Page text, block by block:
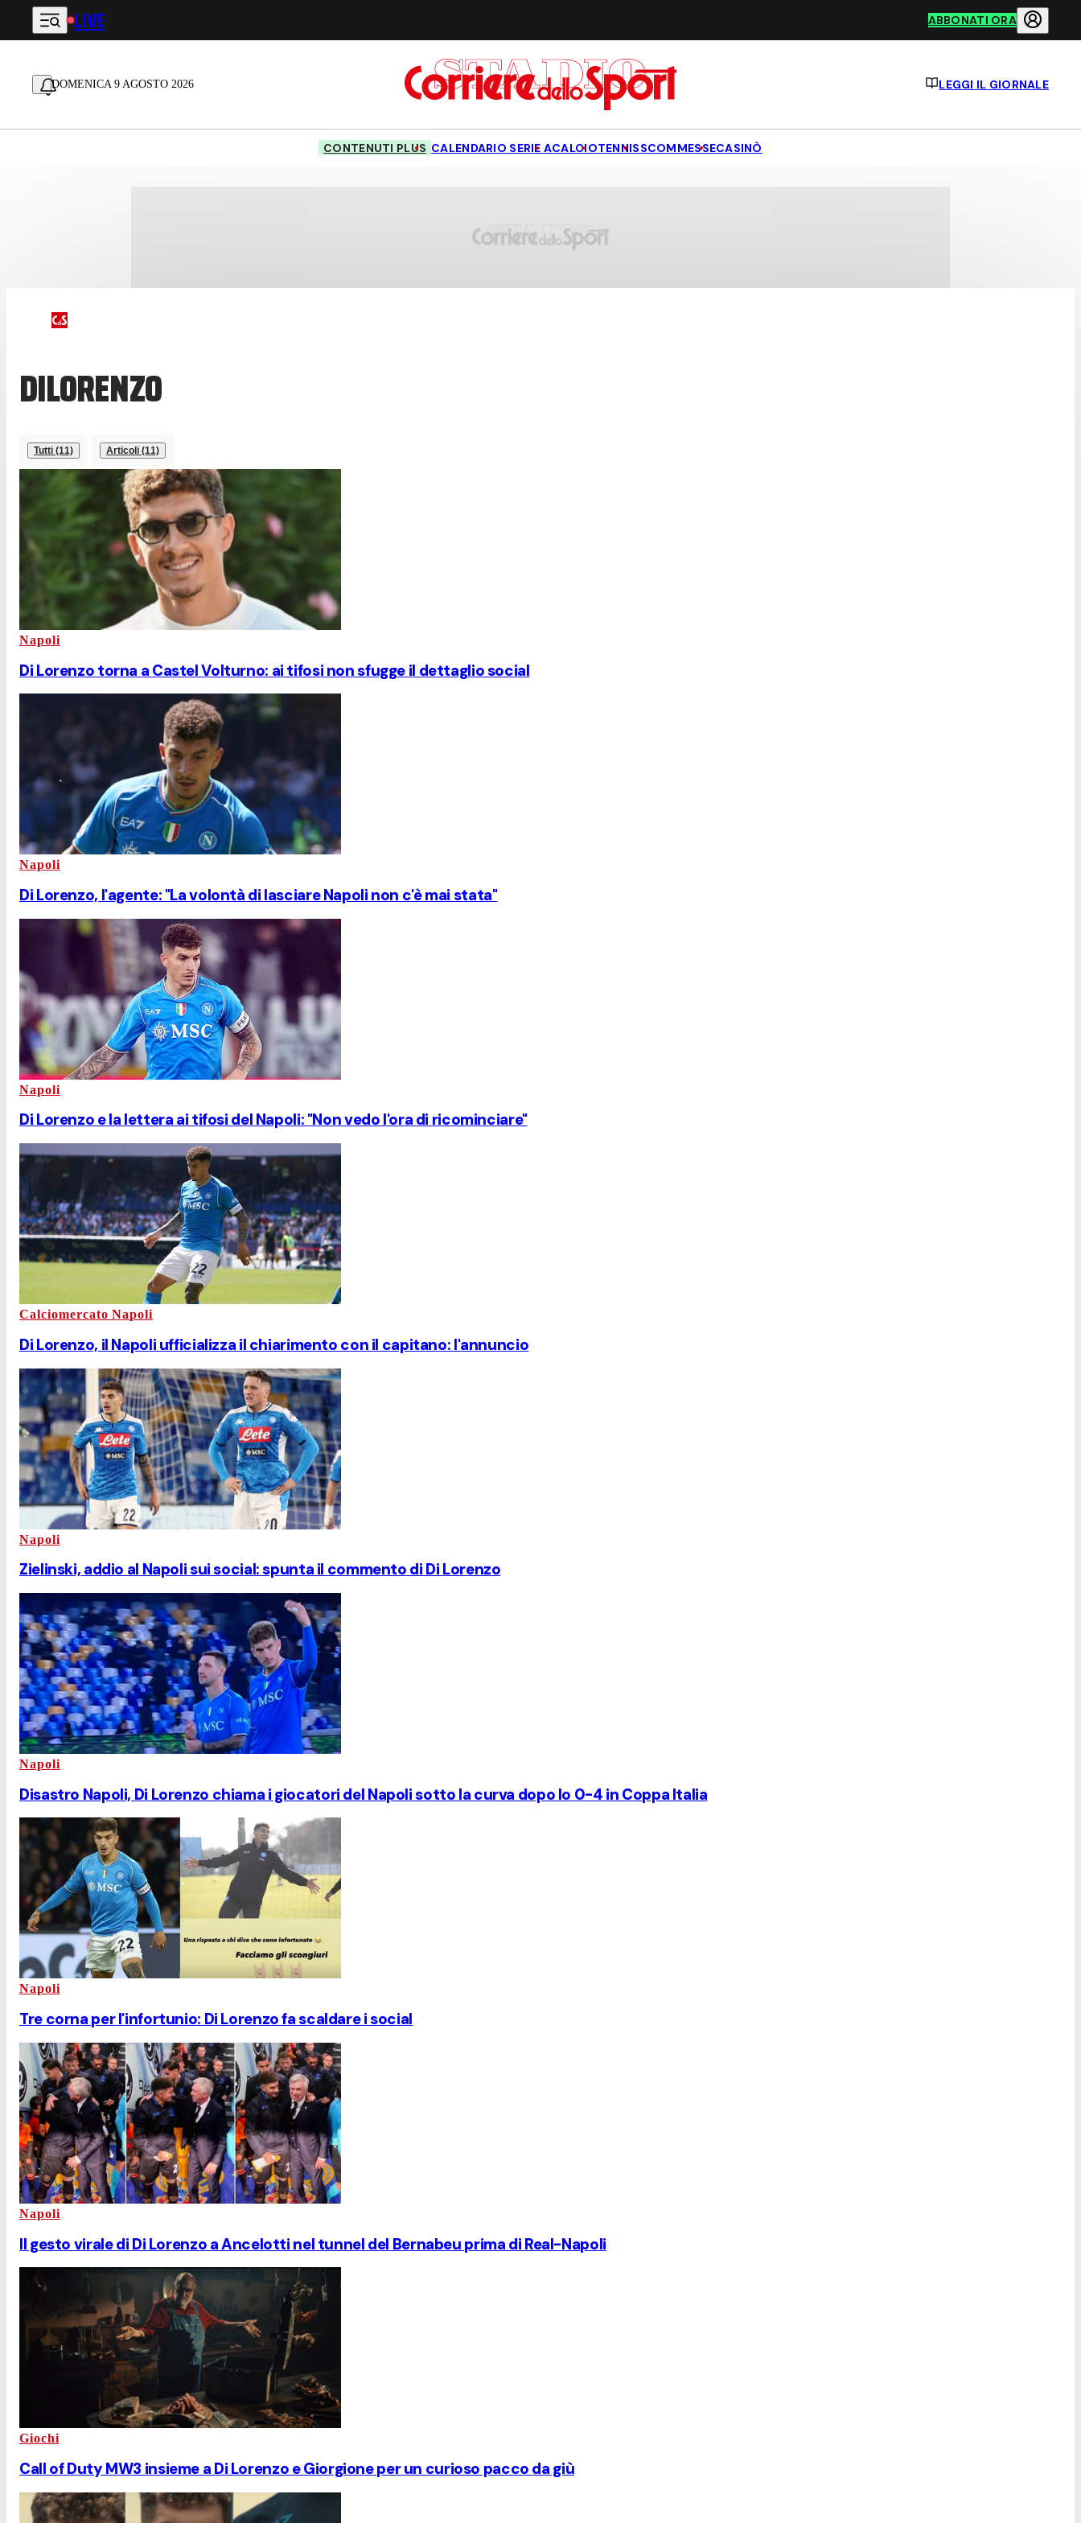
Vai al contenuto principale
LIVE ABBONATI ORA
DOMENICA 9 AGOSTO 2026 LEGGI IL GIORNALE
CONTENUTI PLUS CALENDARIO SERIE ACALCIOTENNISSCOMMESSECASINÒ
DILORENZO
Tutti (11) Articoli (11)
Napoli
Di Lorenzo torna a Castel Volturno: ai tifosi non sfugge il dettaglio social
Napoli
Di Lorenzo, l'agente: "La volontà di lasciare Napoli non c'è mai stata"
Napoli
Di Lorenzo e la lettera ai tifosi del Napoli: "Non vedo l'ora di ricominciare"
Calciomercato Napoli
Di Lorenzo, il Napoli ufficializza il chiarimento con il capitano: l'annuncio
Napoli
Zielinski, addio al Napoli sui social: spunta il commento di Di Lorenzo
Napoli
Disastro Napoli, Di Lorenzo chiama i giocatori del Napoli sotto la curva dopo lo 0-4 in Coppa Italia
Napoli
Tre corna per l'infortunio: Di Lorenzo fa scaldare i social
Napoli
Il gesto virale di Di Lorenzo a Ancelotti nel tunnel del Bernabeu prima di Real-Napoli
Giochi
Call of Duty MW3 insieme a Di Lorenzo e Giorgione per un curioso pacco da giù